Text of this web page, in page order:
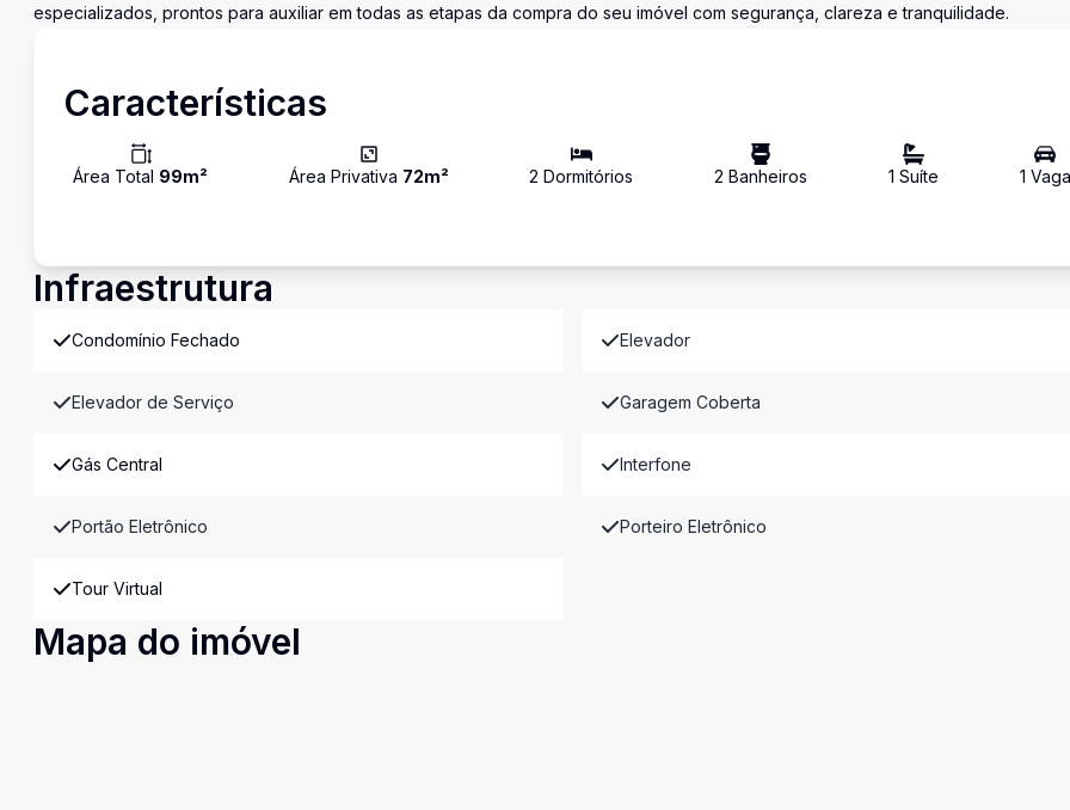
especializados, prontos para auxiliar em todas as etapas da compra do seu imóvel com segurança, clareza e tranquilidade.
Características
Área Total 99m² Área Privativa 72m² 2 Dormitórios 2 Banheiros 1 Suíte 1 Vaga
Infraestrutura
Condomínio Fechado Elevador
Elevador de Serviço Garagem Coberta
Gás Central Interfone
Portão Eletrônico Porteiro Eletrônico
Tour Virtual
Mapa do imóvel